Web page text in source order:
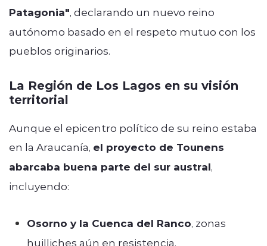
Patagonia", declarando un nuevo reino
autónomo basado en el respeto mutuo con los
pueblos originarios.
La Región de Los Lagos en su visión
territorial
Aunque el epicentro político de su reino estaba
en la Araucanía, el proyecto de Tounens
abarcaba buena parte del sur austral,
incluyendo:
Osorno y la Cuenca del Ranco, zonas
huilliches aún en resistencia.